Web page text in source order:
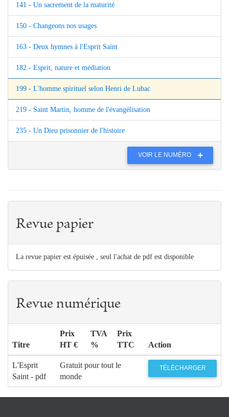
141 - Un sacrement de la maturité
150 - Changeons nos usages
163 - Deux hymnes à l'Esprit Saint
182 - Esprit, nature et médiation
199 - L'homme spirituel selon Henri de Lubac
219 - Saint Martin, homme de l'évangélisation
235 - Un Dieu prisonnier de l'histoire
VOIR LE NUMÉRO
Revue papier
La revue papier est épuisée , seul l'achat de pdf est disponible
Revue numérique
Titre
Prix
HT €
TVA
%
Prix
TTC
Action
L'Esprit
Saint - pdf
Gratuit pour tout le
monde
TÉLÉCHARGER